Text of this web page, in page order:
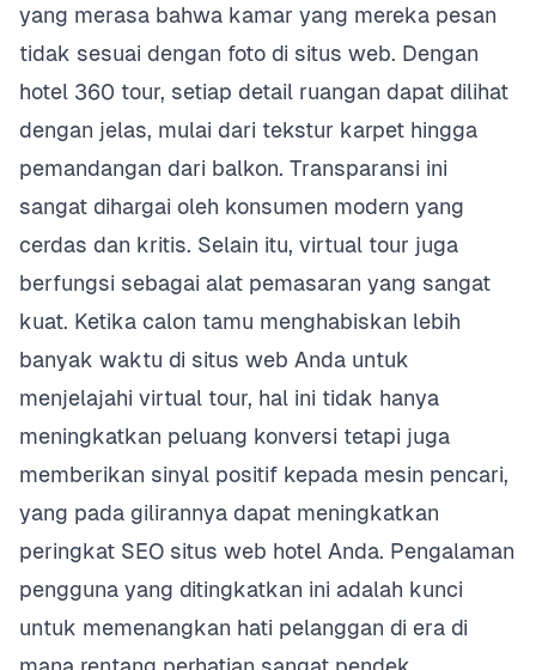
yang merasa bahwa kamar yang mereka pesan
tidak sesuai dengan foto di situs web. Dengan
hotel 360 tour, setiap detail ruangan dapat dilihat
dengan jelas, mulai dari tekstur karpet hingga
pemandangan dari balkon. Transparansi ini
sangat dihargai oleh konsumen modern yang
cerdas dan kritis. Selain itu, virtual tour juga
berfungsi sebagai alat pemasaran yang sangat
kuat. Ketika calon tamu menghabiskan lebih
banyak waktu di situs web Anda untuk
menjelajahi virtual tour, hal ini tidak hanya
meningkatkan peluang konversi tetapi juga
memberikan sinyal positif kepada mesin pencari,
yang pada gilirannya dapat meningkatkan
peringkat SEO situs web hotel Anda. Pengalaman
pengguna yang ditingkatkan ini adalah kunci
untuk memenangkan hati pelanggan di era di